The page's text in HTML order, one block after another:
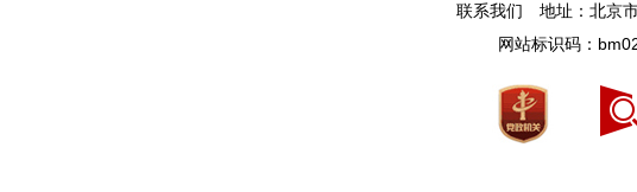
联系我们 地址：北京
网站标识码：